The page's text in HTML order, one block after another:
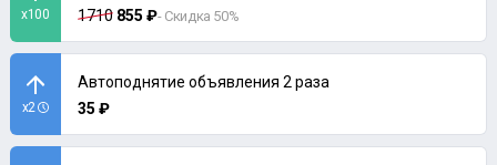
x100
1710 855 ₽- Скидка 50%
x2
Автоподнятие объявления 2 раза
35 ₽